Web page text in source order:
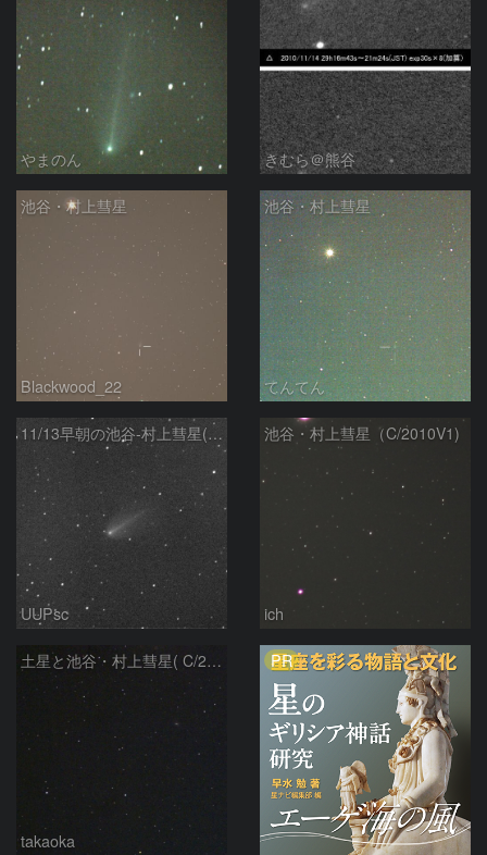
やまのん きむら＠熊谷
池谷・村上彗星
Blackwood_22
池谷・村上彗星
てんてん
11/13早朝の池谷-村上彗星(C/2010 V1)
UUPsc
池谷・村上彗星（C/2010V1)
ich
土星と池谷・村上彗星( C/2010 V1)
takaoka
PR